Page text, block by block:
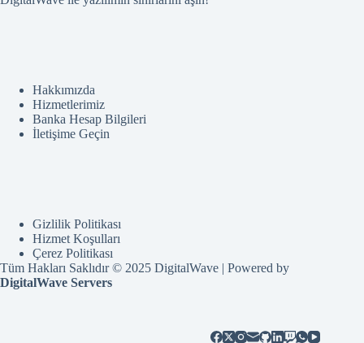
Hakkımızda
Hizmetlerimiz
Banka Hesap Bilgileri
İletişime Geçin
Gizlilik Politikası
Hizmet Koşulları
Çerez Politikası
Tüm Hakları Saklıdır © 2025 DigitalWave | Powered by
DigitalWave Servers